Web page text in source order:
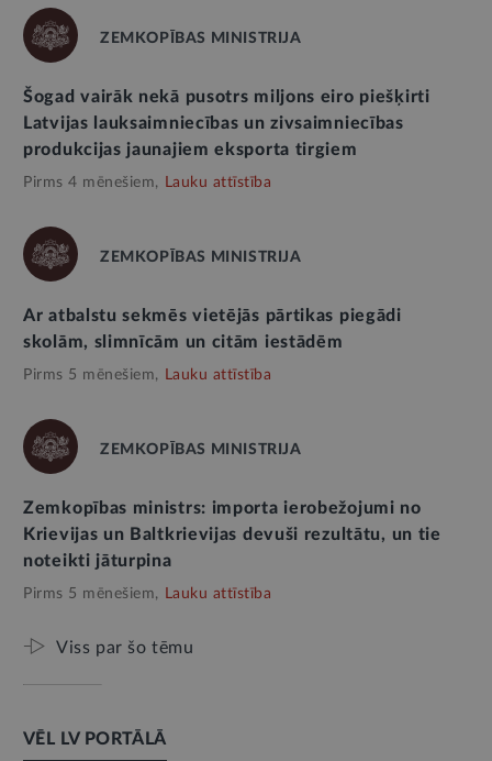
ZEMKOPĪBAS MINISTRIJA
Šogad vairāk nekā pusotrs miljons eiro piešķirti
Latvijas lauksaimniecības un zivsaimniecības
produkcijas jaunajiem eksporta tirgiem
Pirms 4 mēnešiem, Lauku attīstība
ZEMKOPĪBAS MINISTRIJA
Ar atbalstu sekmēs vietējās pārtikas piegādi
skolām, slimnīcām un citām iestādēm
Pirms 5 mēnešiem, Lauku attīstība
ZEMKOPĪBAS MINISTRIJA
Zemkopības ministrs: importa ierobežojumi no
Krievijas un Baltkrievijas devuši rezultātu, un tie
noteikti jāturpina
Pirms 5 mēnešiem, Lauku attīstība
Viss par šo tēmu
VĒL LV PORTĀLĀ